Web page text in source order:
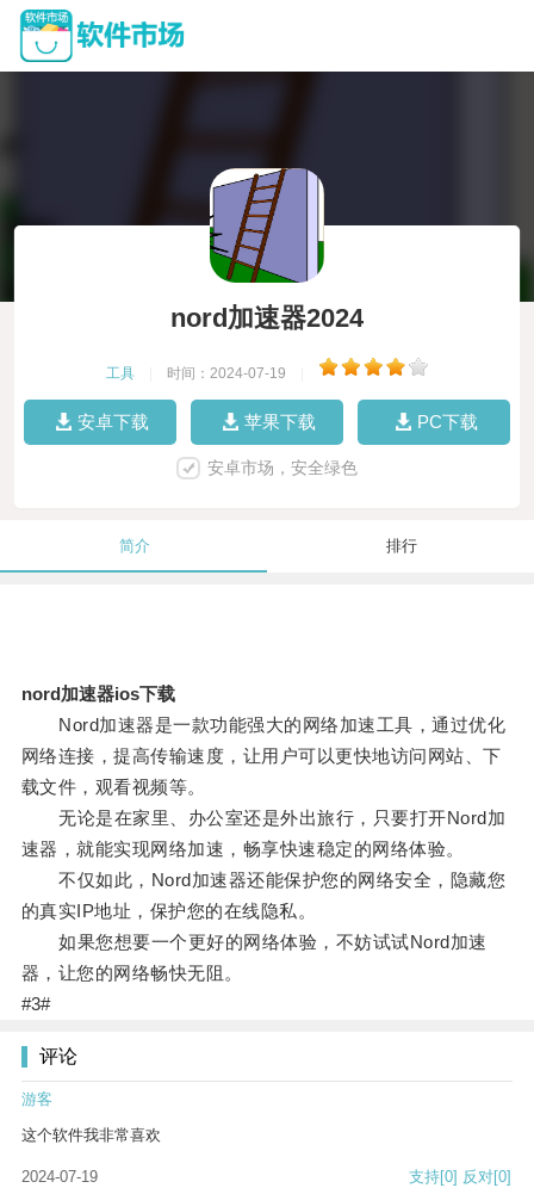
nord加速器2024
工具 时间：2024-07-19
安卓下载 苹果下载 PC下载
安卓市场，安全绿色
简介 排行
nord加速器ios下载
Nord加速器是一款功能强大的网络加速工具，通过优化
网络连接，提高传输速度，让用户可以更快地访问网站、下
载文件，观看视频等。
无论是在家里、办公室还是外出旅行，只要打开Nord加
速器，就能实现网络加速，畅享快速稳定的网络体验。
不仅如此，Nord加速器还能保护您的网络安全，隐藏您
的真实IP地址，保护您的在线隐私。
如果您想要一个更好的网络体验，不妨试试Nord加速
器，让您的网络畅快无阻。
#3#
评论
游客
这个软件我非常喜欢
2024-07-19 支持[0] 反对[0]